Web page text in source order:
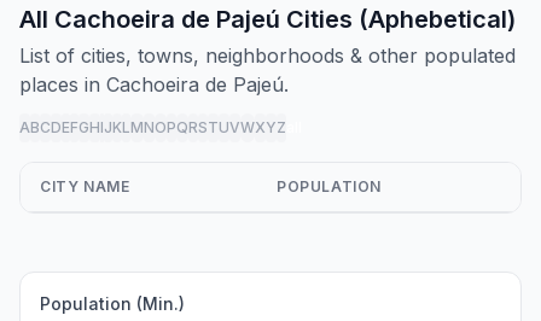
All Cachoeira de Pajeú Cities (Aphebetical)
List of cities, towns, neighborhoods & other populated
places in Cachoeira de Pajeú.
ABCDEFGHIJKLMNOPQRSTUVWXYZ
CITY NAME POPULATION
Population (Min.)